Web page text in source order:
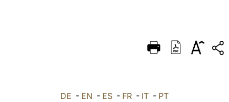
DEUTSCH
العربيّة DE - EN - ES - FR - IT - PT